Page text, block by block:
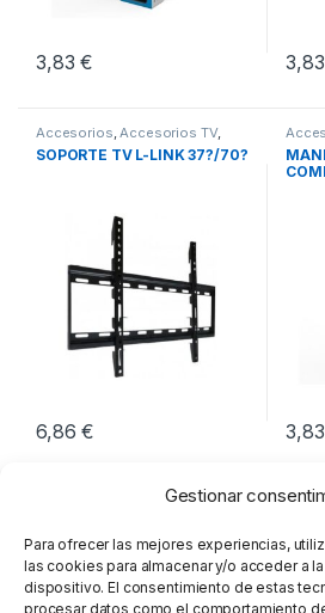
Gestionar
Para ofrecer las mejores experiencias,
las cookies para almacenar y/o acceder a
dispositivo. El consentimiento de estas
procesar datos como el comportamiento
3,83€
Accesorios,Accesorios TV,
Imagen y Sonido
SOPORTE TV L-LINK 37?/70?
6,86€